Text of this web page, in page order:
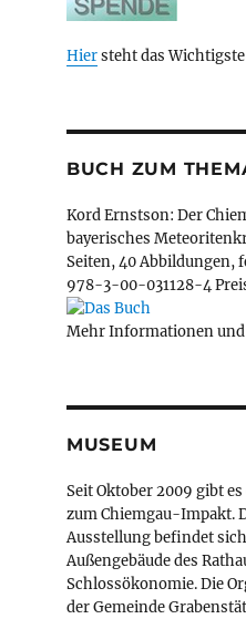
Hiersteht das Wichtigste
BUCH ZUM
Kord Ernstson: Der
bayerisches
Seiten, 40 Abbildungen,
978-3-00-031128-4
Mehr Informationen
MUSEUM
Seit Oktober 2009 gibt
zum Chiemgau-Impakt.
Ausstellung befindet
Außengebäude des
Schlossökonomie. Die
der Gemeinde